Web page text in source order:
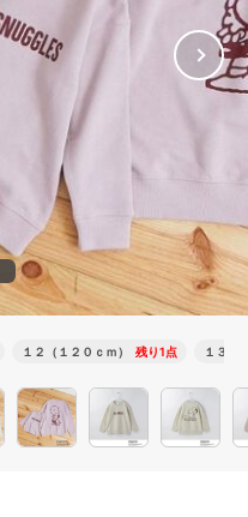
１２（１２０ｃｍ） 残り1点 １３（